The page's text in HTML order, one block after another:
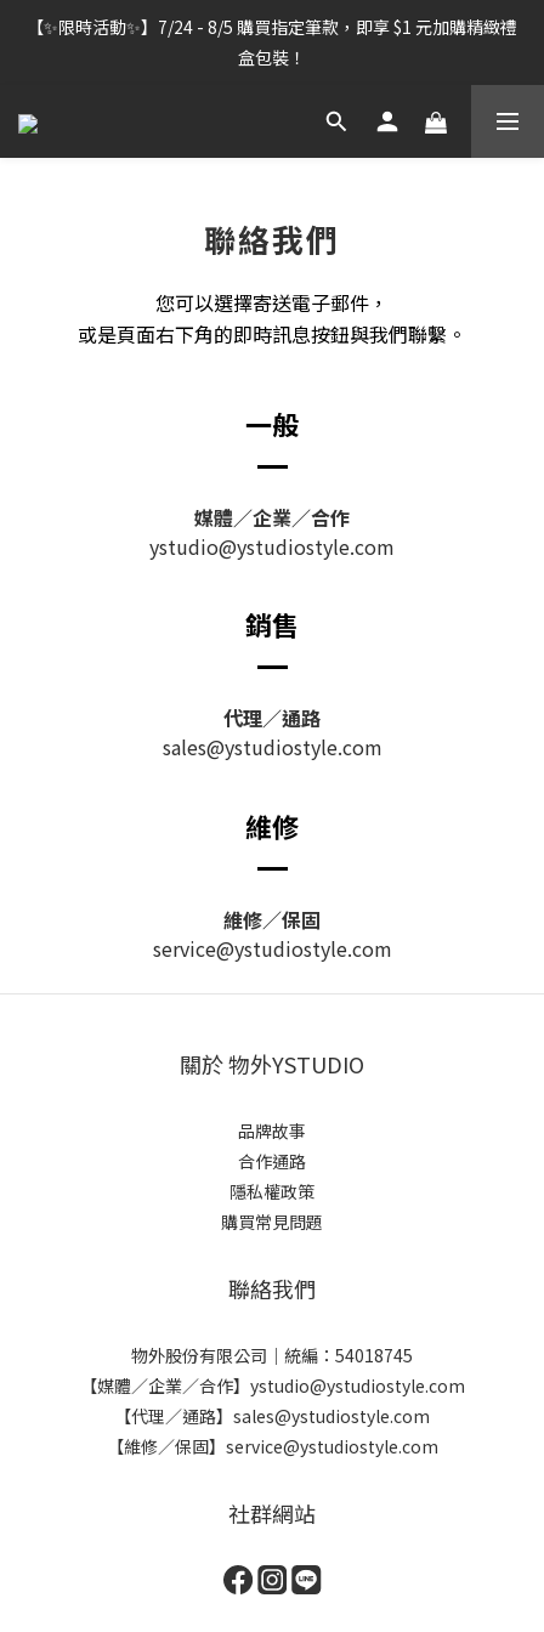
【雷雕訂單出貨暫停】7/30–8/7 進行機器維護，期間「含雷雕之
訂單」將暫停出貨，敬請見諒。
【✨限時活動✨】7/24 - 8/5 購買指定筆款，即享 $1 元加購精緻禮
盒包裝！
【雷雕訂單出貨暫停】7/30–8/7 進行機器維護，期間「含雷雕之
聯絡我們
您可以選擇寄送電子郵件，
或是頁面右下角的即時訊息按鈕與我們聯繫。
一般
媒體／企業／合作
ystudio@ystudiostyle.com
銷售
代理／通路
sales@ystudiostyle.com
維修
維修／保固
service@ystudiostyle.com
關於 物外YSTUDIO
品牌故事
合作通路
隱私權政策
購買常見問題
聯絡我們
物外股份有限公司｜統編：54018745
【媒體／企業／合作】ystudio@ystudiostyle.com
【代理／通路】sales@ystudiostyle.com
【維修／保固】service@ystudiostyle.com
社群網站